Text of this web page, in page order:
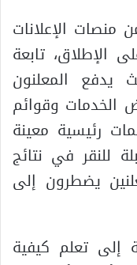
منصات الإعلانات
الإطلاق، تابعة
يدفع المعلنون
الخدمات وقوائم
رئيسية معينة
للنقر في نتائج
يضطرون إلى
تعلم كيفية